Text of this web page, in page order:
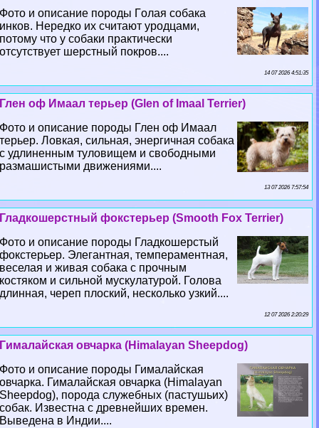
Фото и описание породы Гoлая собака
инков. Нередко их считают уpoдцами,
потому что у собаки пpaктически
отсутствует шерстный покров....
14 07 2026 4:51:35
Глен оф Имаал терьер (Glen of Imaal Terrier)
Фото и описание породы Глен оф Имаал
терьер. Ловкая, сильная, энергичная собака
с удлиненным туловищем и свободными
размашистыми движениями....
13 07 2026 7:57:54
Гладкошерстный фокстерьер (Smooth Fox Terrier)
Фото и описание породы Гладкошерстый
фокстерьер. Элегантная, темпераментная,
веселая и живая собака с прочным
костяком и сильной мускулатурой. Голова
длинная, череп плоский, несколько узкий....
12 07 2026 2:20:29
Гималайская овчарка (Himalayan Sheepdog)
Фото и описание породы Гималайская
овчарка. Гималайская овчарка (Himalayan
Sheepdog), порода служебных (пастушьих)
собак. Известна с древнейших времен.
Выведена в Индии....